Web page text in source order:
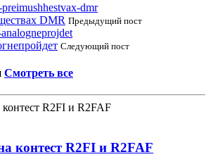
DMR Предыдущий пост
Следующий пост
Смотреть все
контест R2FI и R2FAF